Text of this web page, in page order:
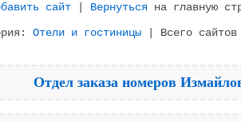
сайт Вернуться на главную
Отели и гостиницы | Всего
Отдел заказа номеров